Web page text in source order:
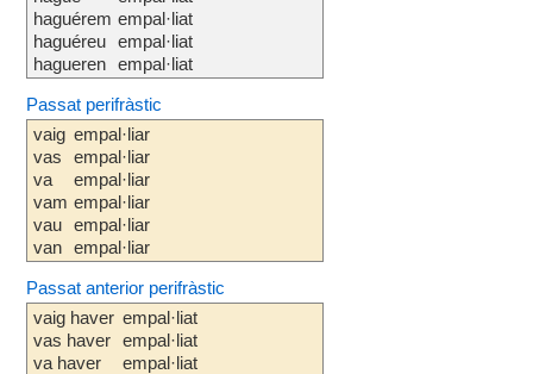
haguérem
haguéreu
hagueren
empal·liat
empal·liat
empal·liat
Passat perifràstic
vaig
vas
va
vam
vau
van
empal·liar
empal·liar
empal·liar
empal·liar
empal·liar
empal·liar
Passat anterior perifràstic
vaig haver
vas haver
va haver
empal·liat
empal·liat
empal·liat